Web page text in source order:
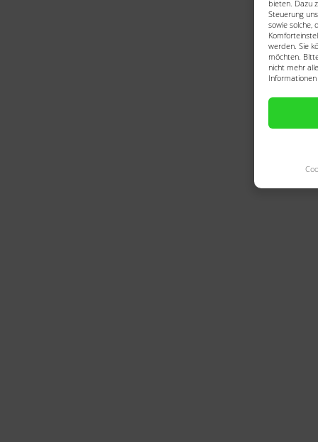
bieten. Dazu
Steuerung
sowie solche,
werden. Sie
möchten.
nicht mehr